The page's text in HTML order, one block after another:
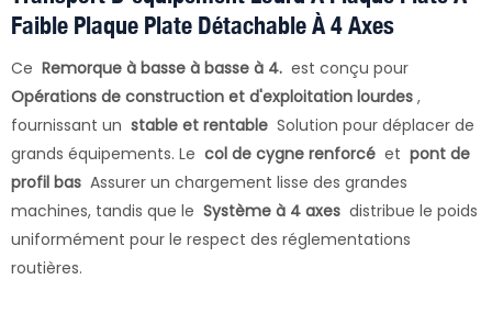
Faible Plaque Plate Détachable À 4 Axes
Ce Remorque à basse à basse à 4. est conçu pour
Opérations de construction et d'exploitation lourdes ,
fournissant un stable et rentable Solution pour déplacer de
grands équipements. Le col de cygne renforcé et pont de
profil bas Assurer un chargement lisse des grandes
machines, tandis que le Système à 4 axes distribue le poids
uniformément pour le respect des réglementations
routières.